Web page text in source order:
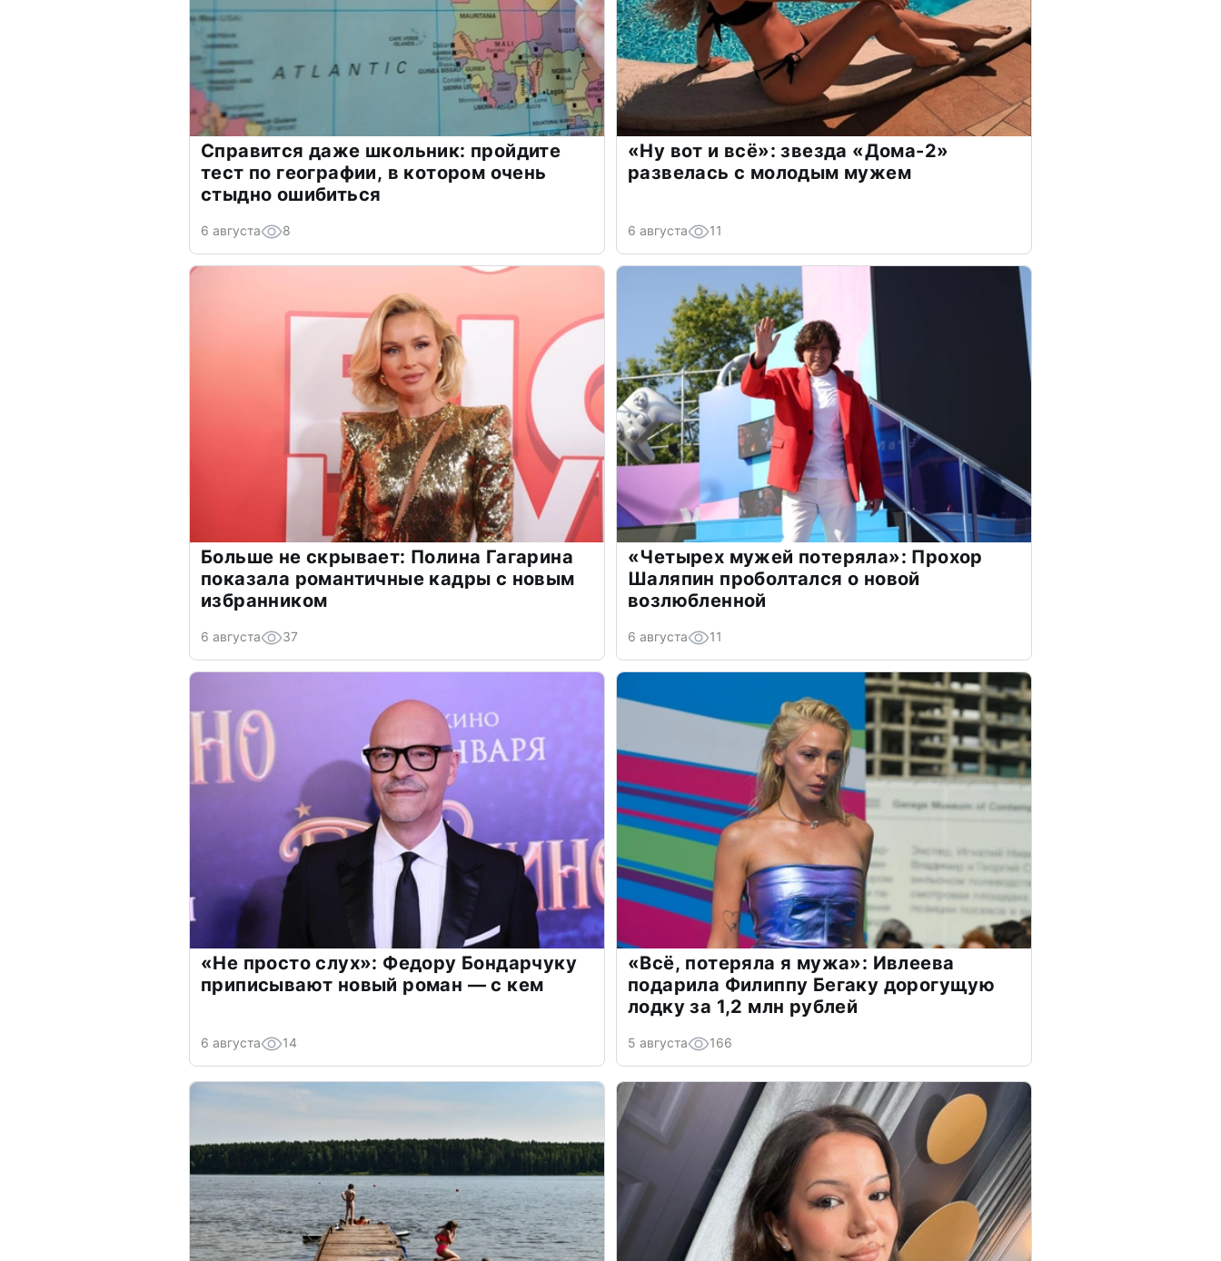
Справится даже школьник: пройдите
тест по географии, в котором очень
стыдно ошибиться
6 августа 8
«Ну вот и всё»: звезда «Дома-2»
развелась с молодым мужем
6 августа 11
Больше не скрывает: Полина Гагарина
показала романтичные кадры с новым
избранником
6 августа 37
«Четырех мужей потеряла»: Прохор
Шаляпин проболтался о новой
возлюбленной
6 августа 11
«Не просто слух»: Федору Бондарчуку
приписывают новый роман — с кем
6 августа 14
«Всё, потеряла я мужа»: Ивлеева
подарила Филиппу Бегаку дорогущую
лодку за 1,2 млн рублей
5 августа 166